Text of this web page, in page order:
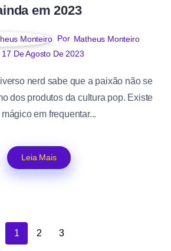
em 2023
Por Matheus Monteiro
17 De Agosto De 2023
nerd sabe que a paixão não se
dos produtos da cultura pop. Existe
em frequentar...
Leia Mais
1 2 3